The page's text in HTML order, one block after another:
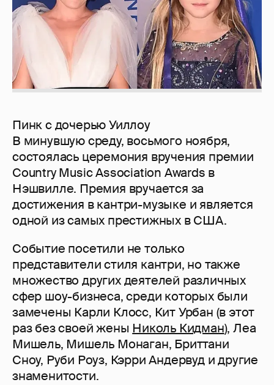
Пинк с дочерью Уиллоу
В минувшую среду, восьмого ноября,
состоялась церемония вручения премии
Country Music Association Awards в
Нэшвилле. Премия вручается за
достижения в кантри-музыке и является
одной из самых престижных в США.
Событие посетили не только
представители стиля кантри, но также
множество других деятелей различных
сфер шоу-бизнеса, среди которых были
замечены Карли Клосс, Кит Урбан (в этот
раз без своей жены Николь Кидман), Леа
Мишель, Мишель Монаган, Бриттани
Сноу, Руби Роуз, Кэрри Андервуд и другие
знаменитости.